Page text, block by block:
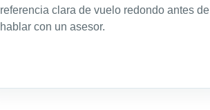
referencia clara de vuelo redondo antes de
hablar con un asesor.